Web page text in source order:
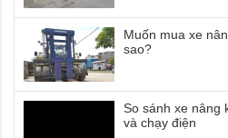
Muốn mua xe
sao?
So sánh xe nâng
và chạy điện